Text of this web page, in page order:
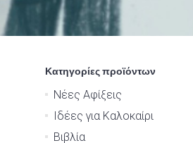
Κατηγορίες προϊόντων
Νέες Αφίξεις
Ιδέες για Καλοκαίρι
Βιβλία